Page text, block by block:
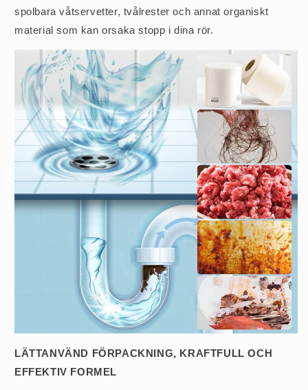
spolbara våtservetter, tvålrester och annat organiskt
material som kan orsaka stopp i dina rör.
LÄTTANVÄND FÖRPACKNING, KRAFTFULL OCH
EFFEKTIV FORMEL